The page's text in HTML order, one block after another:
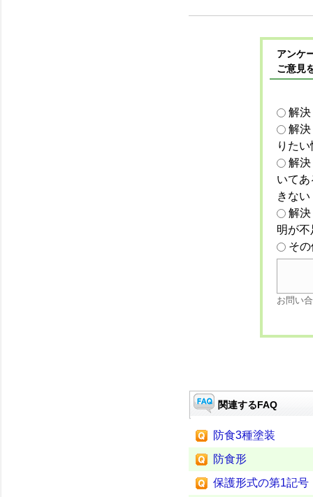
アンケ
ご意見
解
解
りた
解
いて
きない
解
明が
そ
お問い
関連するFAQ
防食3種塗装
防食形
保護形式の第1記号